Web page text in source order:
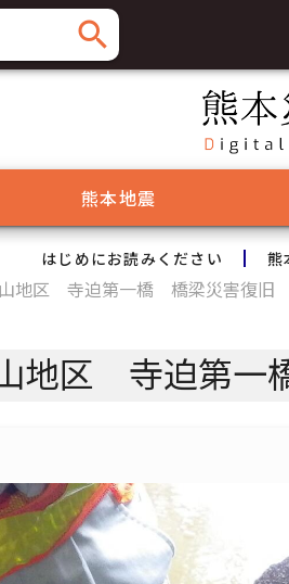
search
熊本地震
はじめにお読みください 熊
地区 寺迫第一橋 橋梁災害復旧
地区 寺迫第一